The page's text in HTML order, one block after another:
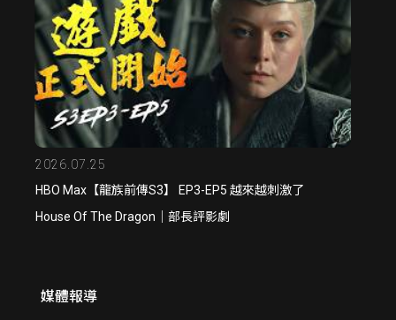
2026.07.25
HBO Max【龍族前傳S3】 EP3-EP5 越來越刺激了
House Of The Dragon｜部長評影劇
媒體報導